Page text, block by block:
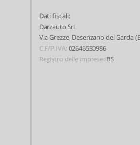
Dati fiscali:
Darzauto Srl
Via Grezze, Desenzano del Garda
C.F/P.IVA: 02646530986
Registro delle imprese: BS